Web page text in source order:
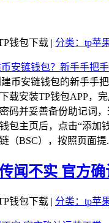
钱包下载 | 分类：tp苹
币安链钱包的新手手
载安装TP钱包APP，
码并妥善备份助记词
包主页后，点击“添加
（BSC），按照页面提
闻不实 官方
钱包下载 | 分类：tp苹